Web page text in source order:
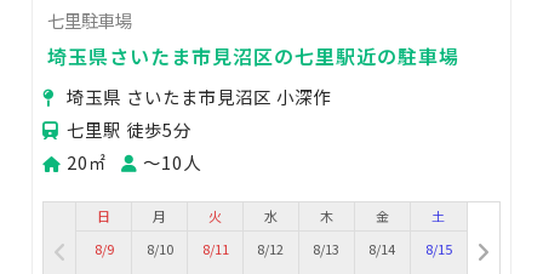
七里駐車場
埼玉県さいたま市見沼区の七里駅近の駐車場
埼玉県 さいたま市見沼区 小深作
七里駅 徒歩5分
20㎡
〜10人
日
8/9
月
8/10
火
8/11
水
8/12
木
8/13
金
8/14
土
8/15